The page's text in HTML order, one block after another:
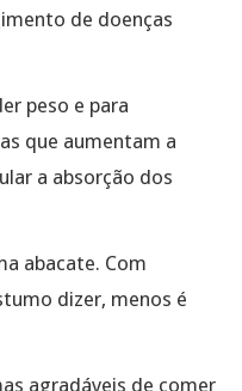
de doenças
peso e para
que aumentam a
a absorção dos
abacate. Com
dizer, menos é
agradáveis de comer